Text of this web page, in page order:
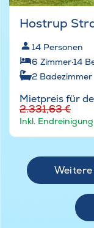
Hostrup
14 Personen
6 Zimmer·14
2 Badezimmer
Mietpreis für
2.331,63 €
Inkl. Endreinigung